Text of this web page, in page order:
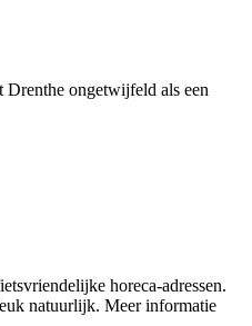
ongetwijfeld als een
horeca-adressen.
natuurlijk. Meer informatie